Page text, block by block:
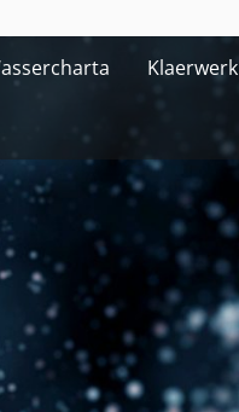
Klaerwerk